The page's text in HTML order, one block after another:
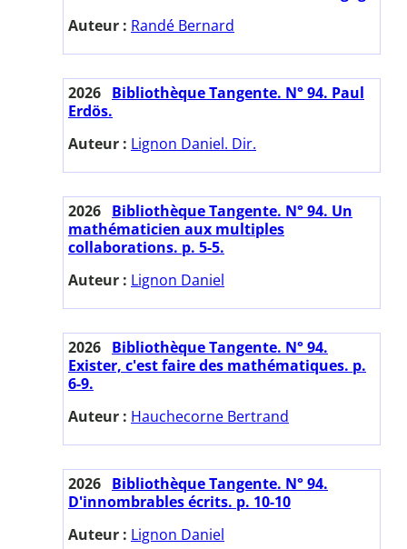
Auteur : Randé Bernard
2026 Bibliothèque Tangente. N° 94. Paul
Erdös.
Auteur : Lignon Daniel. Dir.
2026 Bibliothèque Tangente. N° 94. Un
mathématicien aux multiples
collaborations. p. 5-5.
Auteur : Lignon Daniel
2026 Bibliothèque Tangente. N° 94.
Exister, c'est faire des mathématiques. p.
6-9.
Auteur : Hauchecorne Bertrand
2026 Bibliothèque Tangente. N° 94.
D'innombrables écrits. p. 10-10
Auteur : Lignon Daniel